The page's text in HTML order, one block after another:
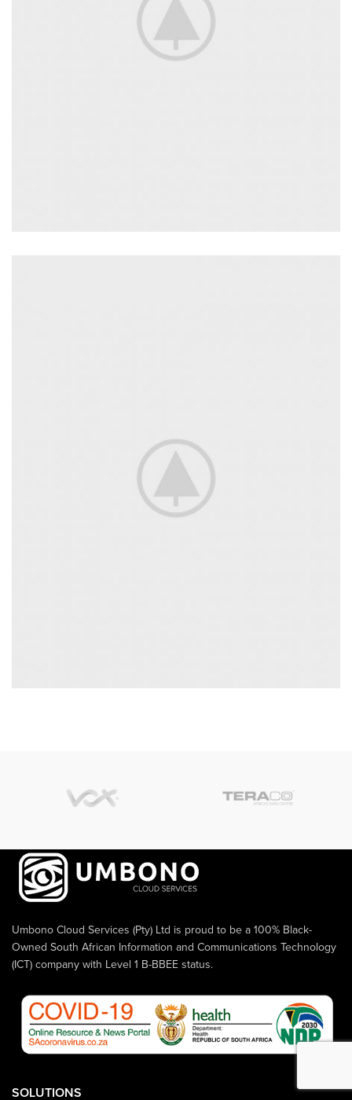
Umbono Cloud Services (Pty) Ltd is proud to be a 100% Black-
Owned South African Information and Communications Technology
(ICT) company with Level 1 B-BBEE status.
SOLUTIONS